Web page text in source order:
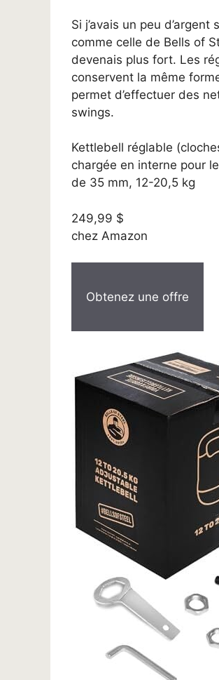
Si j’avais un peu
comme celle de Bells of
devenais plus fort. Les
conservent la même
permet d’effectuer des
swings.
Kettlebell réglable
chargée en interne pour
de 35 mm, 12-20,5 kg
249,99 $
chez Amazon
Obtenez une offre